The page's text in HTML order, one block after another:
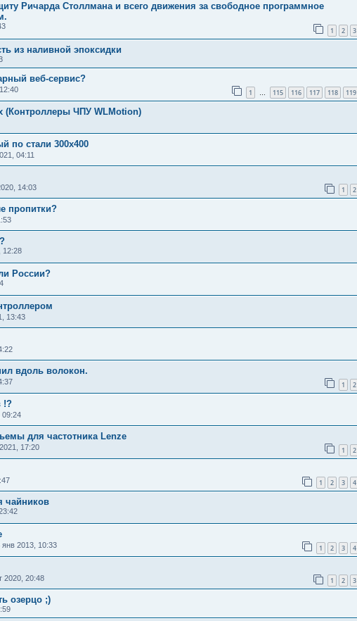
Ричарда Столлмана и всего движения за свободное программное
1 2 3
из наливной эпоксидки
веб-сервис?
1 … 115 116 117 118 119
(Контроллеры ЧПУ WLMotion)
по стали 300х400
04:11
14:03 1 2
пропитки?
12:28
России?
13:43
вдоль волокон.
1 2
!?
09:24
для частотника Lenze
17:20 1 2
1 2 3 4
чайников
янв 2013, 10:33 1 2 3 4
2020, 20:48 1 2 3
озерцо ;)